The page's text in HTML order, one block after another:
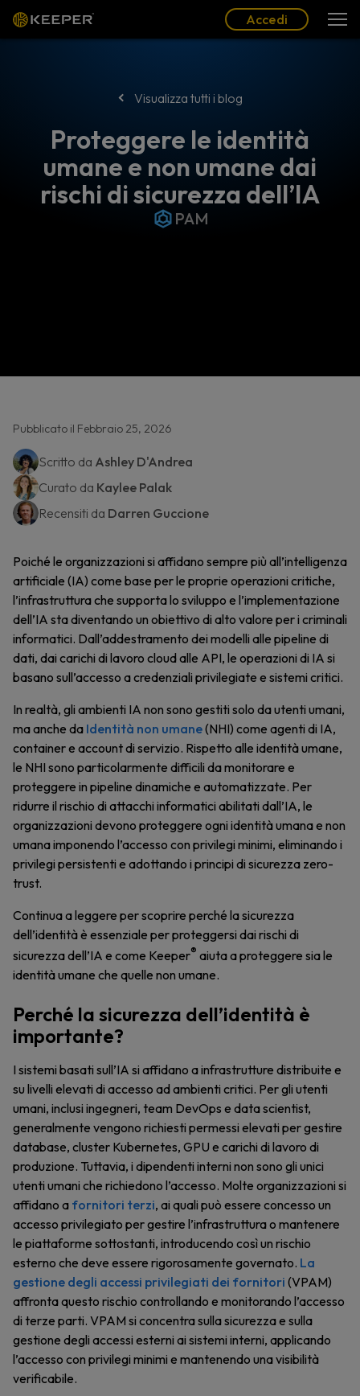
Accedi
Visualizza tutti i blog
Proteggere le identità
umane e non umane dai
rischi di sicurezza dell’IA
PAM
Pubblicato il Febbraio 25, 2026
Scritto da Ashley D'Andrea
Curato da Kaylee Palak
Recensiti da Darren Guccione
Poiché le organizzazioni si affidano sempre più all’intelligenza
artificiale (IA) come base per le proprie operazioni critiche,
l’infrastruttura che supporta lo sviluppo e l’implementazione
dell’IA sta diventando un obiettivo di alto valore per i criminali
informatici. Dall’addestramento dei modelli alle pipeline di
dati, dai carichi di lavoro cloud alle API, le operazioni di IA si
basano sull’accesso a credenziali privilegiate e sistemi critici.
In realtà, gli ambienti IA non sono gestiti solo da utenti umani,
ma anche da Identità non umane(NHI) come agenti di IA,
container e account di servizio. Rispetto alle identità umane,
le NHI sono particolarmente difficili da monitorare e
proteggere in pipeline dinamiche e automatizzate. Per
ridurre il rischio di attacchi informatici abilitati dall’IA, le
organizzazioni devono proteggere ogni identità umana e non
umana imponendo l’accesso con privilegi minimi, eliminando i
privilegi persistenti e adottando i principi di sicurezza zero-
trust.
Continua a leggere per scoprire perché la sicurezza
dell’identità è essenziale per proteggersi dai rischi di
sicurezza dell’IA e come Keeper® aiuta a proteggere sia le
identità umane che quelle non umane.
Perché la sicurezza dell’identità è
importante?
I sistemi basati sull’IA si affidano a infrastrutture distribuite e
su livelli elevati di accesso ad ambienti critici. Per gli utenti
umani, inclusi ingegneri, team DevOps e data scientist,
generalmente vengono richiesti permessi elevati per gestire
database, cluster Kubernetes, GPU e carichi di lavoro di
produzione. Tuttavia, i dipendenti interni non sono gli unici
utenti umani che richiedono l’accesso. Molte organizzazioni si
affidano a fornitori terzi, ai quali può essere concesso un
accesso privilegiato per gestire l’infrastruttura o mantenere
le piattaforme sottostanti, introducendo così un rischio
esterno che deve essere rigorosamente governato. La
gestione degli accessi privilegiati dei fornitori (VPAM)
affronta questo rischio controllando e monitorando l’accesso
di terze parti. VPAM si concentra sulla sicurezza e sulla
gestione degli accessi esterni ai sistemi interni, applicando
l’accesso con privilegi minimi e mantenendo una visibilità
verificabile.